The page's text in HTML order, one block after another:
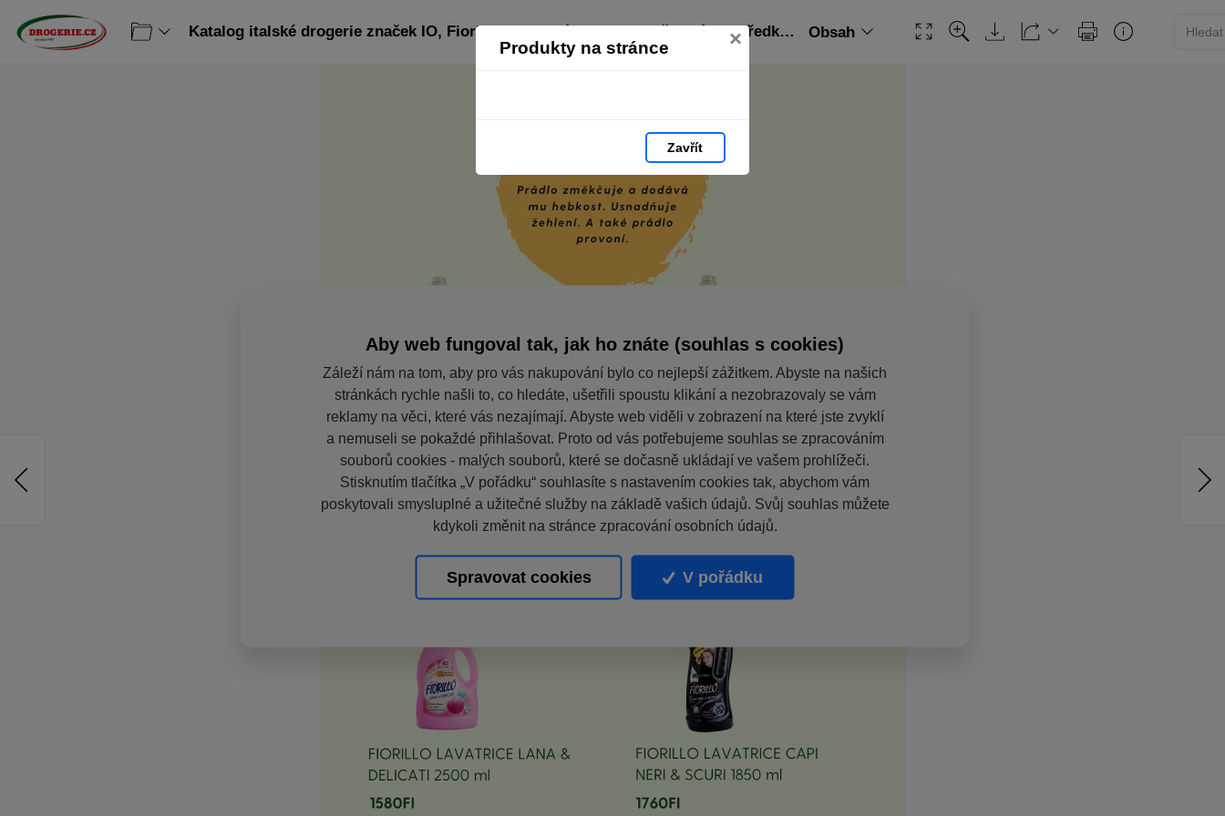
Produkty na stránce ×
Zavřít
Katalog italské drogerie značek IO, Fiorillo, Pratic, l´ Ecologico.: čisticí prostředky z Itálie, prací prostředky, aviváže, tělová kosmetika, dezinfekce, Obsah
Aby web fungoval tak, jak ho znáte (souhlas s cookies)
Záleží nám na tom, aby pro vás nakupování bylo co nejlepší zážitkem. Abyste na našich
stránkách rychle našli to, co hledáte, ušetřili spoustu klikání a nezobrazovaly se vám
reklamy na věci, které vás nezajímají. Abyste web viděli v zobrazení na které jste zvyklí
a nemuseli se pokaždé přihlašovat. Proto od vás potřebujeme souhlas se zpracováním
souborů cookies - malých souborů, které se dočasně ukládají ve vašem prohlížeči.
Stisknutím tlačítka „V pořádku“ souhlasíte s nastavením cookies tak, abychom vám
poskytovali smysluplné a užitečné služby na základě vašich údajů. Svůj souhlas můžete
kdykoli změnit na stránce zpracování osobních údajů.
Spravovat cookies V pořádku